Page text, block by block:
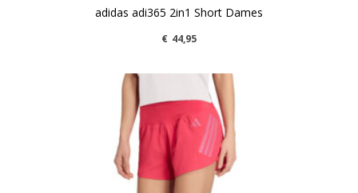
adidas adi365 2in1 Short Dames
€ 44,95